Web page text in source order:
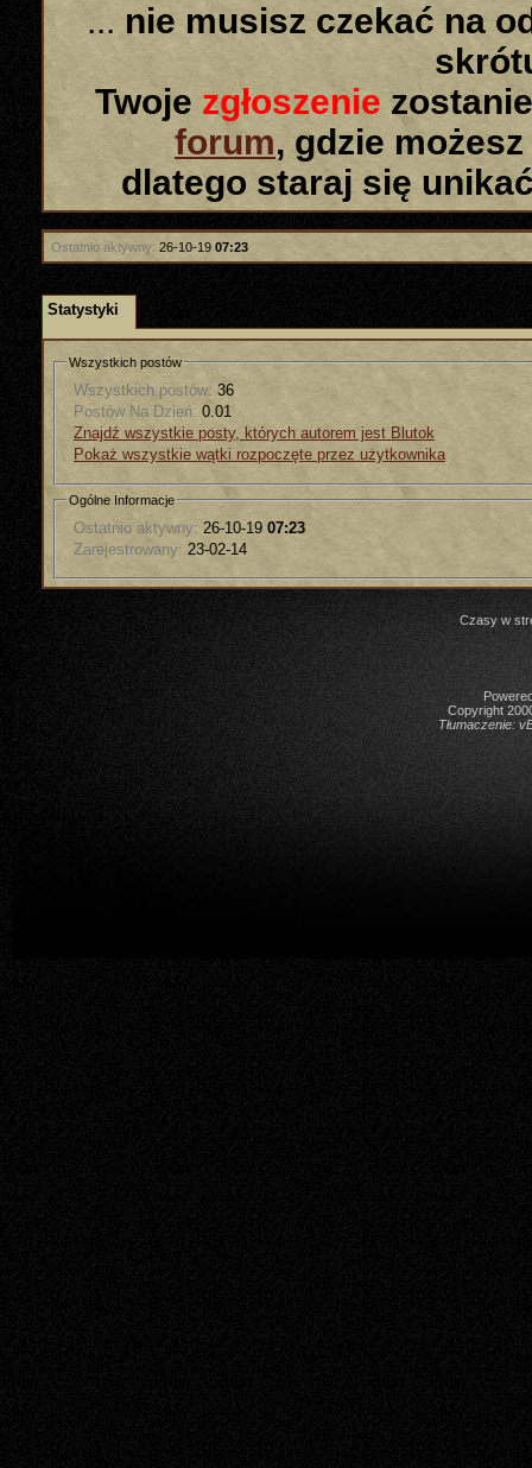
... nie musisz czekać na
Twoje zgłoszenie
forum, gdzie
dlatego staraj się
Ostatnio aktywny: 26-10-19 07:23
Statystyki
Wszystkich postów
Wszystkich postów: 36
Postów Na Dzień: 0.01
Znajdź wszystkie posty, których autorem jest Blutok
Pokaż wszystkie wątki rozpoczęte przez użytkownika
Ogólne Informacje
Ostatnio aktywny: 26-10-19 07:23
Zarejestrowany: 23-02-14
Czasy w
Copyright
Tłumaczenie: